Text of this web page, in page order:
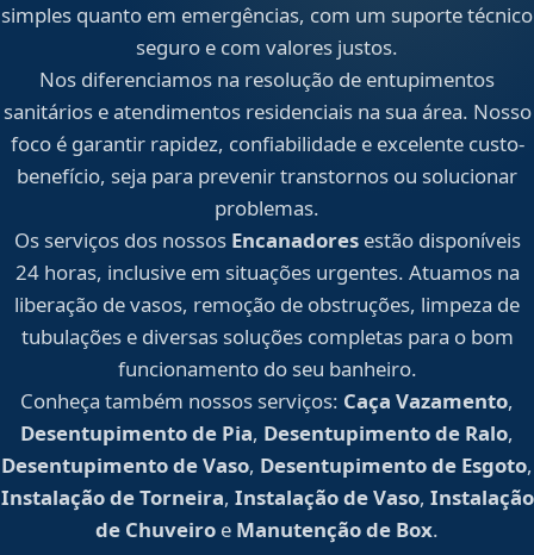
simples quanto em emergências, com um suporte técnico
seguro e com valores justos.
Nos diferenciamos na resolução de entupimentos
sanitários e atendimentos residenciais na sua área. Nosso
foco é garantir rapidez, confiabilidade e excelente custo-
benefício, seja para prevenir transtornos ou solucionar
problemas.
Os serviços dos nossos Encanadoresestão disponíveis
24 horas, inclusive em situações urgentes. Atuamos na
liberação de vasos, remoção de obstruções, limpeza de
tubulações e diversas soluções completas para o bom
funcionamento do seu banheiro.
Conheça também nossos serviços: Caça Vazamento,
Desentupimento de Pia, Desentupimento de Ralo,
Desentupimento de Vaso, Desentupimento de Esgoto,
Instalação de Torneira, Instalação de Vaso, Instalação
de Chuveiro e Manutenção de Box.